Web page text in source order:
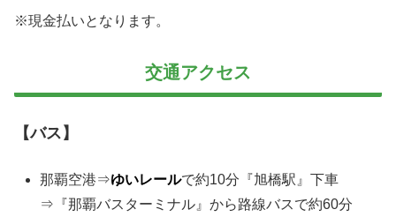
※現金払いとなります。
交通アクセス
【バス】
那覇空港⇒ゆいレールで約10分『旭橋駅』下車
⇒『那覇バスターミナル』から路線バスで約60分